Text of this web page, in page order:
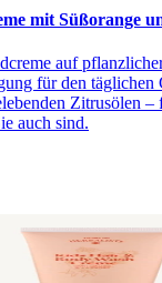
mit Süßorange
auf
für den täglichen
Zitrusölen –
auch sind.